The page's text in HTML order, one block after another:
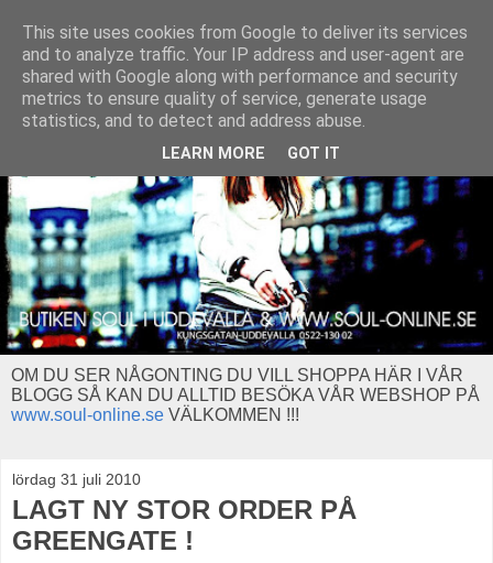
OM DU SER NÅGONTING DU VILL SHOPPA HÄR I VÅR
BLOGG SÅ KAN DU ALLTID BESÖKA VÅR WEBSHOP PÅ
www.soul-online.se VÄLKOMMEN !!!
lördag 31 juli 2010
LAGT NY STOR ORDER PÅ
GREENGATE !
This site uses cookies from Google to deliver its services
and to analyze traffic. Your IP address and user-agent are
shared with Google along with performance and security
metrics to ensure quality of service, generate usage
statistics, and to detect and address abuse.
LEARN MORE GOT IT